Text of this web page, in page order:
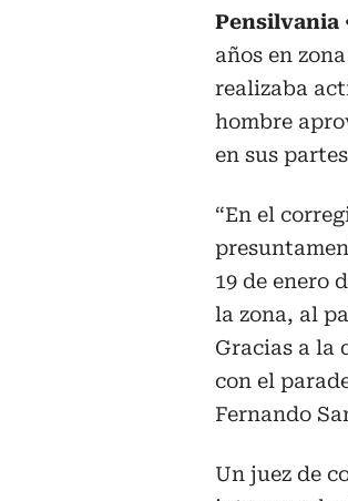
Pensilvania
años en
realizaba
hombre
en sus
“En el
19 de enero
la zona, al
Gracias a la
con el
Fernando
Un juez de